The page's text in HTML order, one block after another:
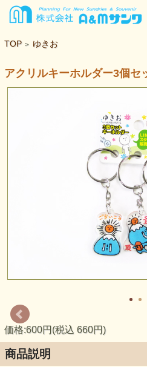
TOP > ゆきお
アクリルキーホルダー3個
価格:600円(税込 660円)
商品説明